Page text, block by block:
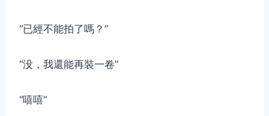
“已經不能拍了嗎？”
“没，我還能再裝一卷”
“嘻嘻”